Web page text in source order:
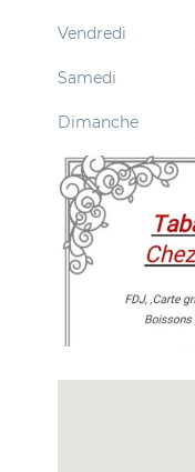
Vendredi
Samedi
Dimanche